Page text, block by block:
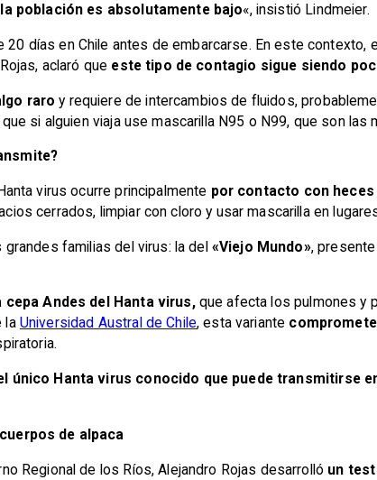
población es absolutamente bajo«, insistió Lindmeier.
días en Chile antes de embarcarse. En este contexto,
aclaró que este tipo de contagio sigue siendo
raro y requiere de intercambios de fluidos,
si alguien viaja use mascarilla N95 o N99, que son las
virus ocurre principalmente por contacto con
cerrados, limpiar con cloro y usar mascarilla en
familias del virus: la del «Viejo Mundo»,
cepa Andes del Hanta virus,que afecta los pulmones y
la Universidad Austral de Chile, esta variante
único Hanta virus conocido que puede transmitirse
de alpaca
Regional de los Ríos, Alejandro Rojas desarrolló un